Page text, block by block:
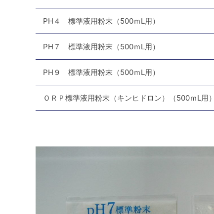
PH４ 標準液用粉末（500ｍL用）
PH７ 標準液用粉末（500ｍL用）
PH９ 標準液用粉末（500ｍL用）
ＯＲＰ標準液用粉末（キンヒドロン）（500ｍL用）